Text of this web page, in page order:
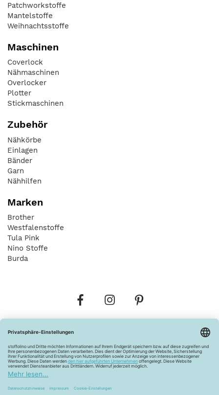
Patchworkstoffe
Mantelstoffe
Weihnachtsstoffe
Maschinen
Coverlock
Nähmaschinen
Overlocker
Plotter
Stickmaschinen
Zubehör
Nähkörbe
Einlagen
Bänder
Garn
Nähhilfen
Marken
Brother
Westfalenstoffe
Tula Pink
Nino Stoffe
Burda
Widerrufsbelehrung Vertrag widerrufen
Barrierefreiheitserklärung